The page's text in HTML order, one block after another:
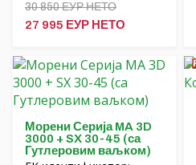
30 850 ЕУР НЕТО
27 995 ЕУР НЕТО
Морени Серија MA 3D
3000 + SX 30-45 (са
Гутлеровим ваљком)